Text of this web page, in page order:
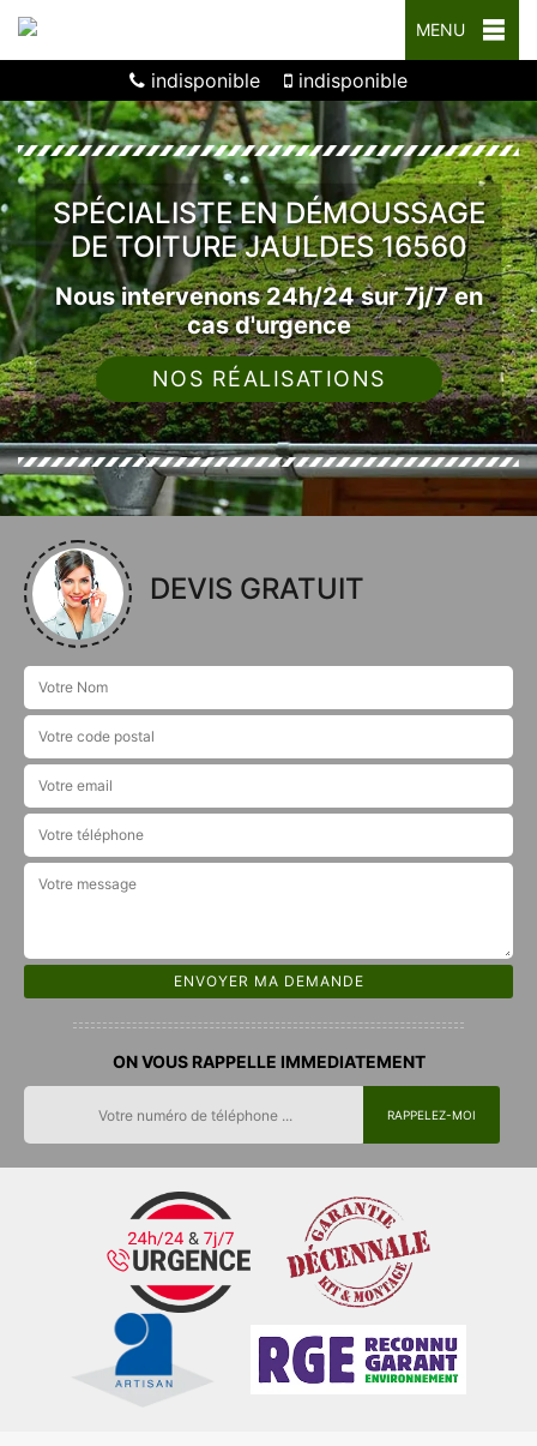
MENU
indisponible indisponible
SPÉCIALISTE EN DÉMOUSSAGE
DE TOITURE JAULDES 16560
Nous intervenons 24h/24 sur 7j/7 en
cas d'urgence
NOS RÉALISATIONS
DEVIS GRATUIT
ON VOUS RAPPELLE IMMEDIATEMENT